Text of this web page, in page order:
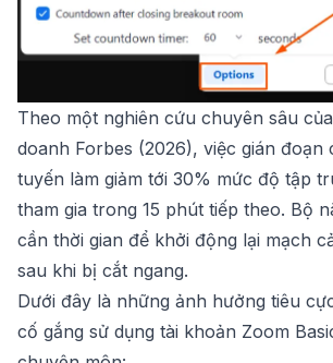
Theo một nghiên cứu chuyên sâu
doanh Forbes (2026), việc gián
tuyến làm giảm tới 30% mức độ tập
tham gia trong 15 phút tiếp theo. Bộ
cần thời gian để khởi động lại mạch
sau khi bị cắt ngang.
Dưới đây là những ảnh hưởng tiêu
cố gắng sử dụng tài khoản Zoom